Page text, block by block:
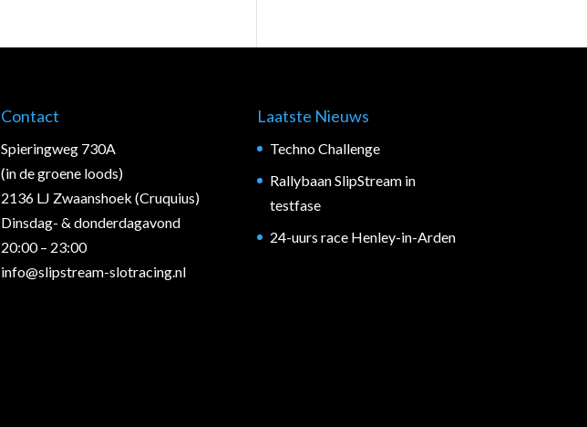
Contact
Spieringweg 730A
(in de groene loods)
2136 LJ Zwaanshoek (Cruquius)
Dinsdag- & donderdagavond
20:00 – 23:00
info@slipstream-slotracing.nl
Laatste Nieuws
Techno Challenge
Rallybaan SlipStream in
testfase
24-uurs race Henley-in-Arden